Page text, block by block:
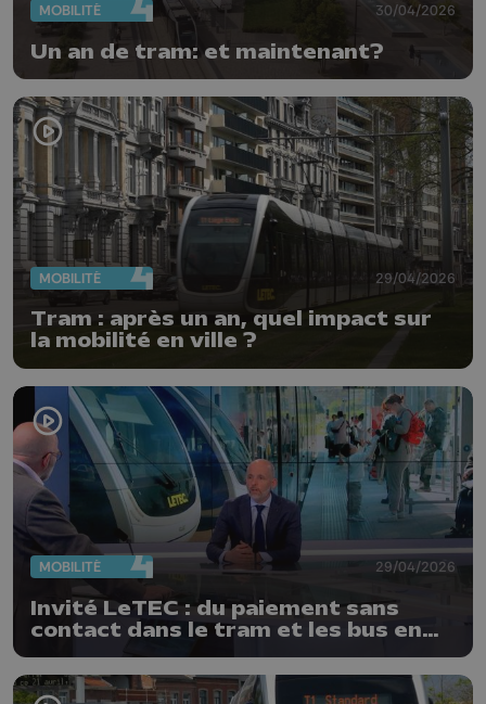
MOBILITÉ 30/04/2026
Un an de tram: et maintenant?
MOBILITÉ 29/04/2026
Tram : après un an, quel impact sur
la mobilité en ville ?
MOBILITÉ 29/04/2026
Invité LeTEC : du paiement sans
contact dans le tram et les bus en
2027